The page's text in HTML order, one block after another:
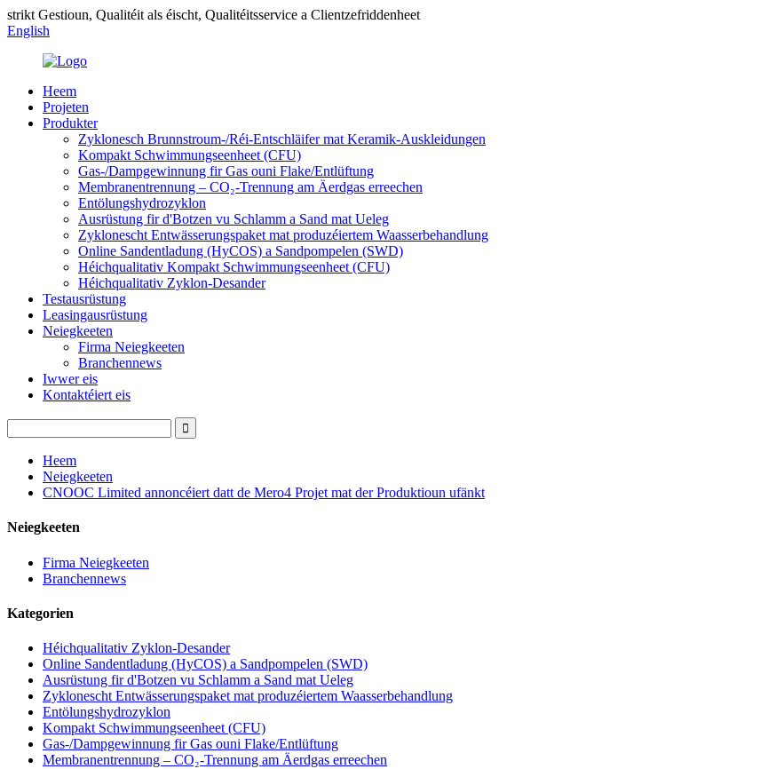
strikt Gestioun, Qualitéit als éischt, Qualitéitsservice a Clientzefriddenheet
English
Heem
Projeten
Produkter
Zyklonesch Brunnstroum-/Réi-Entschläifer mat Keramik-Auskleidungen
Kompakt Schwimmungseenheet (CFU)
Gas-/Dampgewinnung fir Gas ouni Flake/Entlüftung
Membranentrennung – CO₂-Trennung am Äerdgas erreechen
Entölungshydrozyklon
Ausrüstung fir d'Botzen vu Schlamm a Sand mat Ueleg
Zyklonescht Entwässerungspaket mat produzéiertem Waasserbehandlung
Online Sandentladung (HyCOS) a Sandpompelen (SWD)
Héichqualitativ Kompakt Schwimmungseenheet (CFU)
Héichqualitativ Zyklon-Desander
Testausrüstung
Leasingausrüstung
Neiegkeeten
Firma Neiegkeeten
Branchennews
Iwwer eis
Kontaktéiert eis
Heem
Neiegkeeten
CNOOC Limited annoncéiert datt de Mero4 Projet mat der Produktioun ufänkt
Neiegkeeten
Firma Neiegkeeten
Branchennews
Kategorien
Héichqualitativ Zyklon-Desander
Online Sandentladung (HyCOS) a Sandpompelen (SWD)
Ausrüstung fir d'Botzen vu Schlamm a Sand mat Ueleg
Zyklonescht Entwässerungspaket mat produzéiertem Waasserbehandlung
Entölungshydrozyklon
Kompakt Schwimmungseenheet (CFU)
Gas-/Dampgewinnung fir Gas ouni Flake/Entlüftung
Membranentrennung – CO₂-Trennung am Äerdgas erreechen